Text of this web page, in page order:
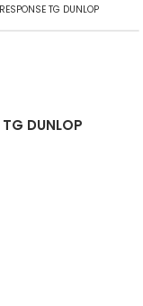
TG DUNLOP
DUNLOP